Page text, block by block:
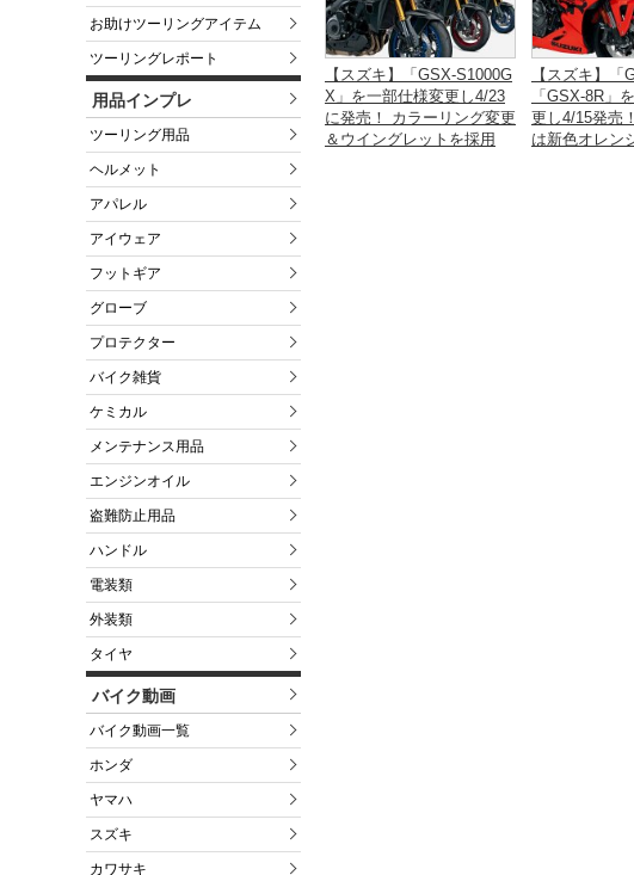
お助けツーリングアイテム
ツーリングレポート
用品インプレ
ツーリング用品
ヘルメット
アパレル
アイウェア
フットギア
グローブ
プロテクター
バイク雑貨
ケミカル
メンテナンス用品
エンジンオイル
盗難防止用品
ハンドル
電装類
外装類
タイヤ
バイク動画
バイク動画一覧
ホンダ
ヤマハ
スズキ
カワサキ
【スズキ】「GSX-S1000G
X」を一部仕様変更し4/23
に発売！ カラーリング変更
＆ウイングレットを採用
【スズキ】「
「GSX-8R」
更し4/15発売
は新色オレン